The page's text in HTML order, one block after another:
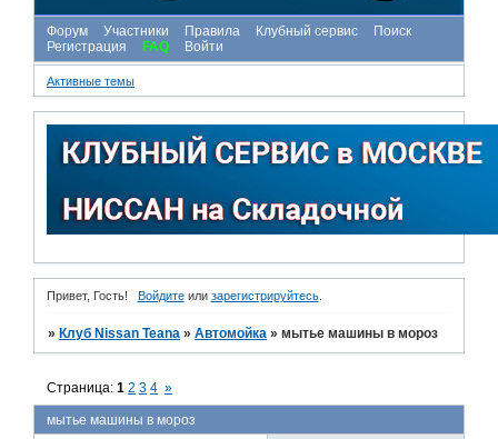
Форум Участники Правила Клубный сервис
Поиск
Регистрация
FAQ Войти
Активные темы
Привет, Гость! Войдитеили зарегистрируйтесь.
» Клуб Nissan Teana »Автомойка »мытье машины в мороз
мытье машины в мороз
Страница:1 2 3 4 »